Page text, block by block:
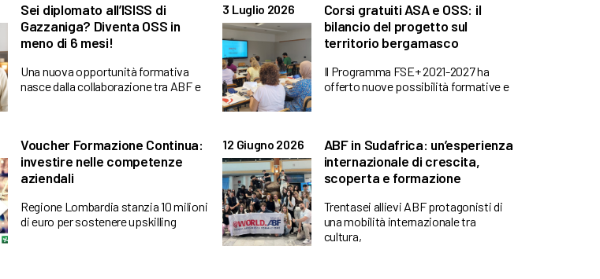
Sei diplomato all’ISISS di
Gazzaniga? Diventa OSS in
meno di 6 mesi!
Una nuova opportunità formativa
nasce dalla collaborazione tra ABF e
3 Luglio 2026
Corsi gratuiti ASA e OSS: il
bilancio del progetto sul
territorio bergamasco
Il Programma FSE+ 2021-2027 ha
offerto nuove possibilità formative e
Voucher Formazione Continua:
investire nelle competenze
aziendali
Regione Lombardia stanzia 10 milioni
di euro per sostenere upskilling
12 Giugno 2026
ABF in Sudafrica: un’esperienza
internazionale di crescita,
scoperta e formazione
Trentasei allievi ABF protagonisti di
una mobilità internazionale tra
cultura,